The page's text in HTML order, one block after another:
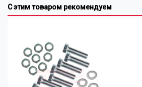
С этим товаром рекомендуем